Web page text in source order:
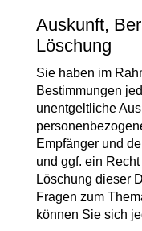
Auskunft,
Löschung
Sie haben im
Bestimmungen
unentgeltliche
Empfänger und
und ggf. ein
Löschung dieser
Fragen zum
können Sie sich